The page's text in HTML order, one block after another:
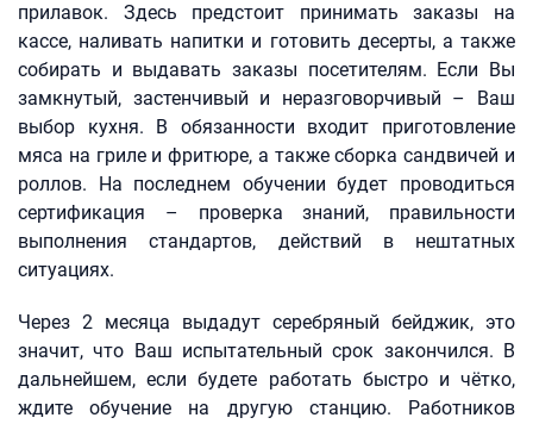
прилавок. Здесь предстоит принимать заказы на
кассе, наливать напитки и готовить десерты, а также
собирать и выдавать заказы посетителям. Если Вы
замкнутый, застенчивый и неразговорчивый – Ваш
выбор кухня. В обязанности входит приготовление
мяса на гриле и фритюре, а также сборка сандвичей и
роллов. На последнем обучении будет проводиться
сертификация – проверка знаний, правильности
выполнения стандартов, действий в нештатных
ситуациях.
Через 2 месяца выдадут серебряный бейджик, это
значит, что Ваш испытательный срок закончился. В
дальнейшем, если будете работать быстро и чётко,
ждите обучение на другую станцию. Работников